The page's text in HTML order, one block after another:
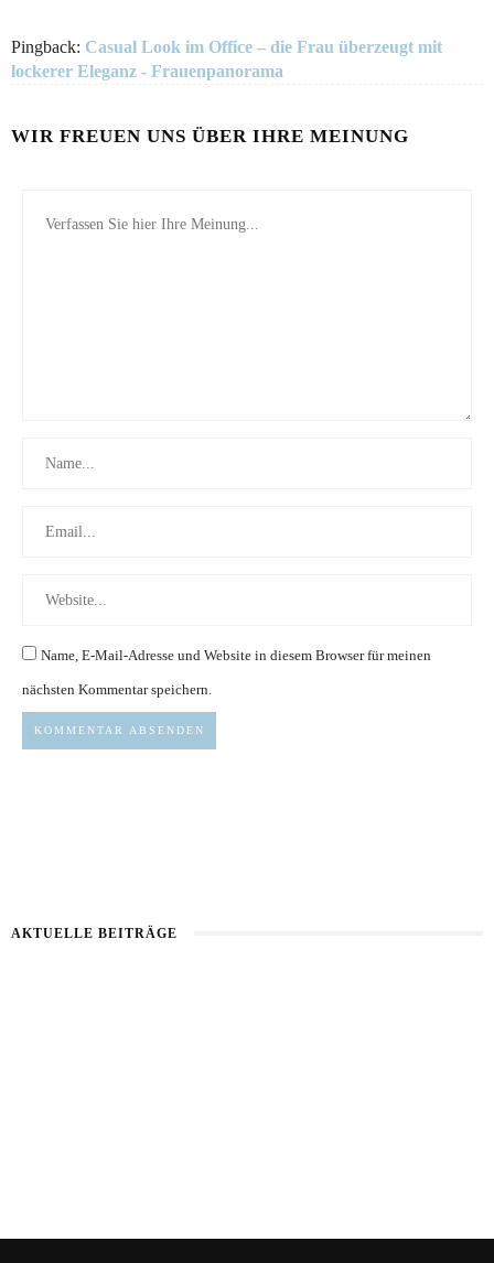
Pingback: Casual Look im Office – die Frau überzeugt mit
lockerer Eleganz - Frauenpanorama
WIR FREUEN UNS ÜBER IHRE MEINUNG
Name, E-Mail-Adresse und Website in diesem Browser für meinen
nächsten Kommentar speichern.
AKTUELLE BEITRÄGE